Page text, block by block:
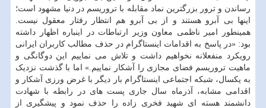
رساندن و ترور بزرگترین نماد مقابله با تروریسم در دنیا مشهود است؛
اینها بی آبرو هستند و از بی آبرو هم انتظار رفتار معقول نیست.
همینطور امیر ناظمی معاون وزیر ارتباطات در اینباره اظهار داشته
بود: «در پاسخ به اقدامات اینستاگرام در حذف مطالب کاربران ایرانی
رویکرد منفعلانه نخواهیم داشت و تلاش می نماییم این دوگانگی و
ماهیت تروریسم فضای مجازی را آشکار نماییم.» اما با گذشت نزدیک
به یکسال، شبکه اجتماعی اینستاگرام بار دیگر با غرض ورزی آشکار و
اقدامی مشابه، آذرماه سال جاری پست های در رابطه با شهادت
دانشمند هسته ای شهید فخری زاده را حذف نمود و پیشگیری از